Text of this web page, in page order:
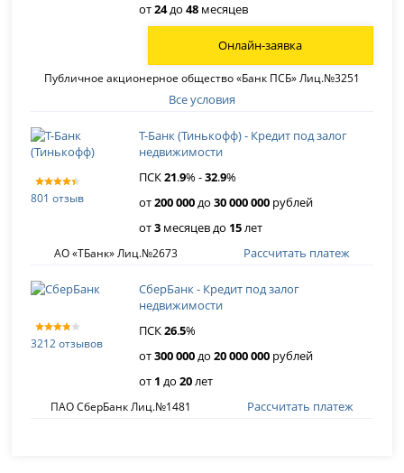
от24до48 месяцев
Все условия
Публичное акционерное общество «Банк ПСБ» Лиц.№3251
Онлайн-заявка
801 отзыв
Т-Банк (Тинькофф) - Кредит под залог
недвижимости
ПСК21.9% -32.9%
от200 000до30 000 000 рублей
от3 месяцев до 15лет
АО «ТБанк» Лиц.№2673 Рассчитать платеж
3212 отзывов
СберБанк - Кредит под залог
недвижимости
ПСК26.5%
от300 000до20 000 000 рублей
от 1 до20лет
ПАО СберБанк Лиц.№1481 Рассчитать платеж